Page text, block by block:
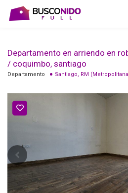
Departamento en arriendo en
/ coquimbo, santiago
Departamento Santiago, RM